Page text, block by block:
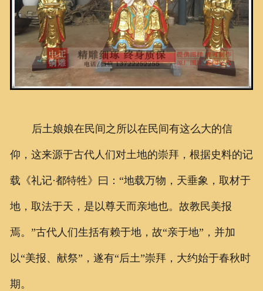
后土娘娘在民间之所以在民间有这么大的信
仰，这来源于古代人们对土地的崇拜，根据史料的记
载《礼记·都特牲》曰：“地载万物，天垂象，取材于
地，取法于天，是以尊天而亲地也。故教民美报
焉。”古代人们生括有赖于地，故“亲于地”，并加
以“美报、献祭”，遂有“后土”崇拜，大约始于春秋时
期。